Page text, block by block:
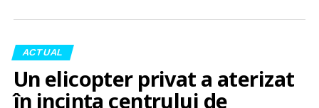
ACTUAL
Un elicopter privat a aterizat
în incinta centrului de